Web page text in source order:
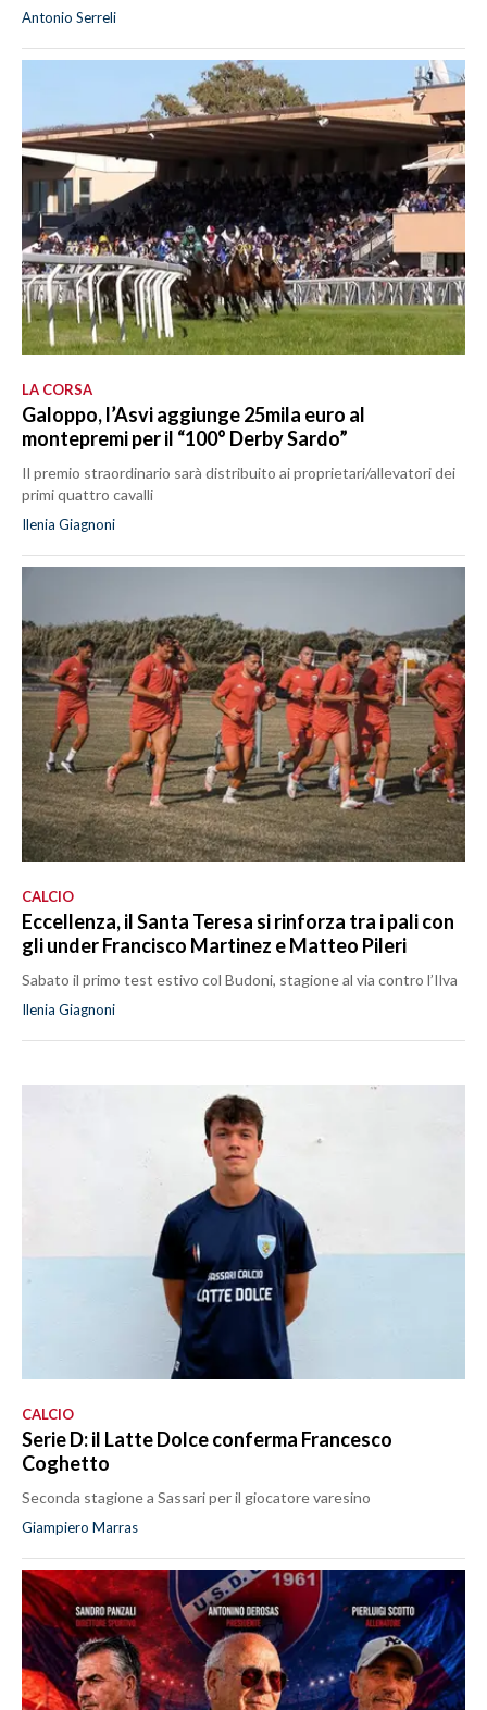
Antonio Serreli
LA CORSA
Galoppo, l’Asvi aggiunge 25mila euro al
montepremi per il “100° Derby Sardo”
Il premio straordinario sarà distribuito ai proprietari/allevatori dei
primi quattro cavalli
Ilenia Giagnoni
CALCIO
Eccellenza, il Santa Teresa si rinforza tra i pali con
gli under Francisco Martinez e Matteo Pileri
Sabato il primo test estivo col Budoni, stagione al via contro l’Ilva
Ilenia Giagnoni
CALCIO
Serie D: il Latte Dolce conferma Francesco
Coghetto
Seconda stagione a Sassari per il giocatore varesino
Giampiero Marras